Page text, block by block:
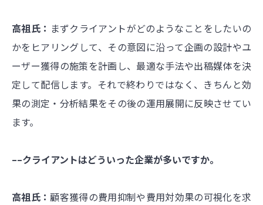
高祖氏： まずクライアントがどのようなことをしたいの
かをヒアリングして、その意図に沿って企画の設計やユ
ーザー獲得の施策を計画し、最適な手法や出稿媒体を決
定して配信します。それで終わりではなく、きちんと効
果の測定・分析結果をその後の運用展開に反映させてい
ます。
––クライアントはどういった企業が多いですか。
高祖氏：顧客獲得の費用抑制や費用対効果の可視化を求